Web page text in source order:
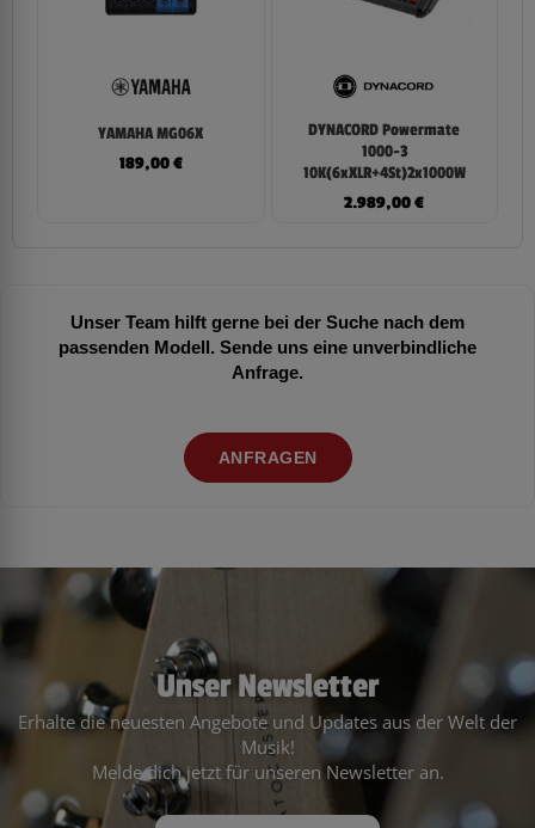
YAMAHA MG06X
189,00€
DYNACORD Powermate
1000-3
10K(6xXLR+4St)2x1000W
2.989,00€
Unser Team hilft gerne bei der Suche nach dem
passenden Modell. Sende uns eine unverbindliche
Anfrage.
ANFRAGEN
Unser Newsletter
Erhalte die neuesten Angebote und Updates aus der Welt der
Musik!
Melde dich jetzt für unseren Newsletter an.